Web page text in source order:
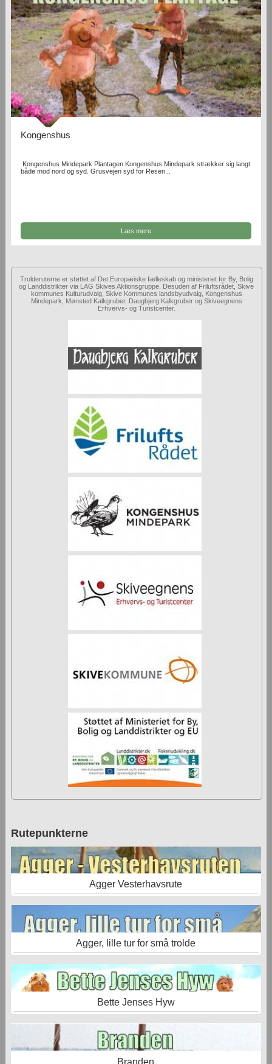
Kongenshus
Kongenshus Mindepark Plantagen Kongenshus Mindepark strækker sig langt
både mod nord og syd. Grusvejen syd for Resen...
Læs mere
Trolderuterne er støttet af Det Europæiske fælleskab og ministeriet for By, Bolig
og Landdistrikter via LAG Skives Aktionsgruppe. Desuden af Friluftsrådet, Skive
kommunes Kulturudvalg, Skive Kommunes landsbyudvalg, Kongenshus
Mindepark, Mønsted Kalkgruber, Daugbjerg Kalkgruber og Skiveegnens
Erhvervs- og Turistcenter.
Rutepunkterne
Agger Vesterhavsrute
Agger, lille tur for små trolde
Bette Jenses Hyw
Branden